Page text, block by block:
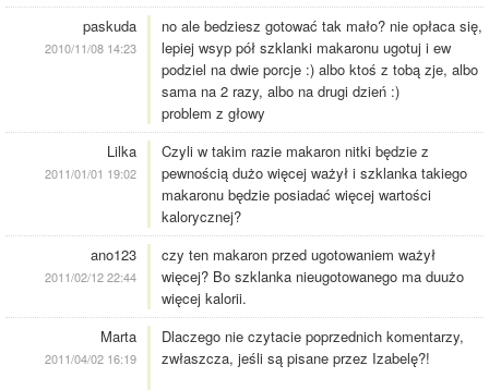
paskuda
2010/11/08 14:23
no ale bedziesz gotować tak mało? nie opłaca się,
lepiej wsyp pół szklanki makaronu ugotuj i ew
podziel na dwie porcje :) albo ktoś z tobą zje, albo
sama na 2 razy, albo na drugi dzień :)
problem z głowy
Lilka
2011/01/01 19:02
Czyli w takim razie makaron nitki będzie z
pewnością dużo więcej ważył i szklanka takiego
makaronu będzie posiadać więcej wartości
kalorycznej?
ano123
2011/02/12 22:44
czy ten makaron przed ugotowaniem ważył
więcej? Bo szklanka nieugotowanego ma duużo
więcej kalorii.
Marta
2011/04/02 16:19
Dlaczego nie czytacie poprzednich komentarzy,
zwłaszcza, jeśli są pisane przez Izabelę?!